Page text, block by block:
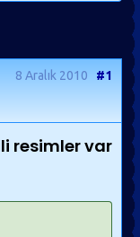
8 Aralık 2010 #1
resimler var